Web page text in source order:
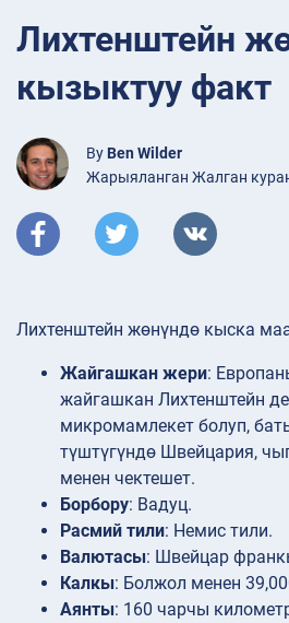
Лихтенштейн
кызыктуу факт
By Ben Wilder
Жарыяланган Жалган куран
Лихтенштейн жөнүндө кыска
Жайгашкан жери:
жайгашкан Лихтенштейн
микромамлекет болуп,
түштүгүндө Швейцария,
менен чектешет.
Борбору: Вадуц.
Расмий тили: Немис тили.
Валютасы: Швейцар
Калкы: Болжол менен
Аянты: 160 чарчы